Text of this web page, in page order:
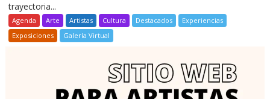
trayectoria...
Agenda Arte Artistas Cultura Destacados
Experiencias
Exposiciones
Galería Virtual